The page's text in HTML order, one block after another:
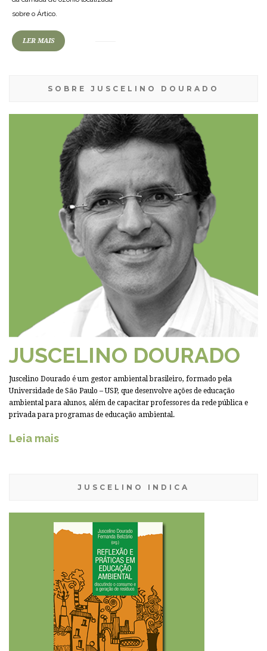
sobre o Ártico.
LER MAIS
SOBRE JUSCELINO DOURADO
JUSCELINO DOURADO
Juscelino Dourado é um gestor ambiental brasileiro, formado pela
Universidade de São Paulo – USP, que desenvolve ações de educação
ambiental para alunos, além de capacitar professores da rede pública e
privada para programas de educação ambiental.
Leia mais
JUSCELINO INDICA